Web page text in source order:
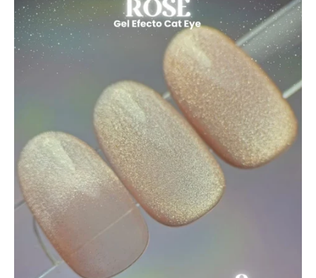
BASICOS (primer, base, top, resinas)
*****EFECTOS EN GEL**** EFECTOS ESPEJO METALICOS
DECORACIONES (Glitter, Foil, Estoperoles...)
Stickers & Tattoos para uñas